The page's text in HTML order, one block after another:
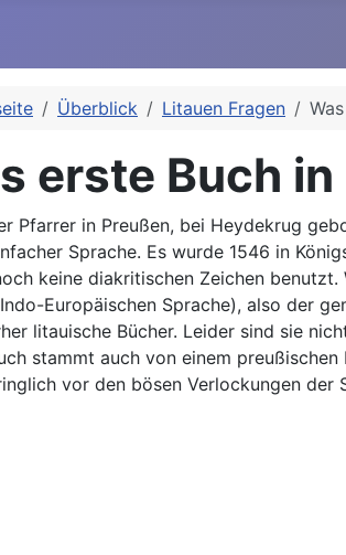
Überblick Litauen Fragen
erste Buch
Pfarrer in Preußen, bei Heydekrug
Sprache. Es wurde 1546 in
keine diakritischen Zeichen
Europäischen Sprache), also der
litauische Bücher. Leider sind sie
stammt auch von einem preußischen
vor den bösen Verlockungen